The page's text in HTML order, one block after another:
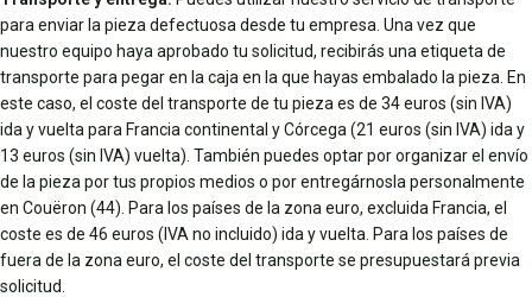
para enviar la pieza defectuosa desde tu empresa. Una vez que
nuestro equipo haya aprobado tu solicitud, recibirás una etiqueta de
transporte para pegar en la caja en la que hayas embalado la pieza. En
este caso, el coste del transporte de tu pieza es de 34 euros (sin IVA)
ida y vuelta para Francia continental y Córcega (21 euros (sin IVA) ida y
13 euros (sin IVA) vuelta). También puedes optar por organizar el envío
de la pieza por tus propios medios o por entregárnosla personalmente
en Couëron (44). Para los países de la zona euro, excluida Francia, el
coste es de 46 euros (IVA no incluido) ida y vuelta. Para los países de
fuera de la zona euro, el coste del transporte se presupuestará previa
solicitud.